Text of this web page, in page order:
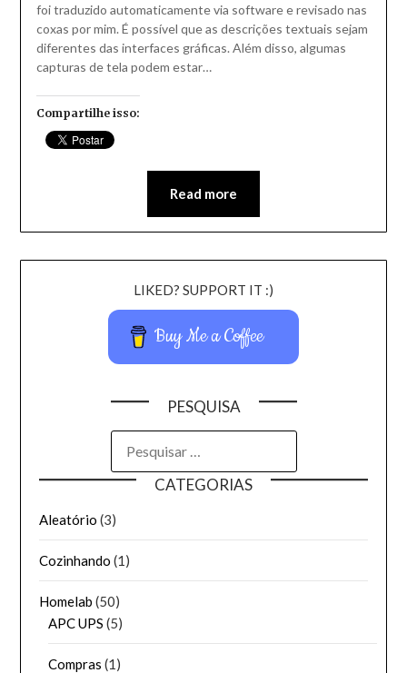
foi traduzido automaticamente via software e revisado nas
coxas por mim. É possível que as descrições textuais sejam
diferentes das interfaces gráficas. Além disso, algumas
capturas de tela podem estar…
Compartilhe isso:
Read more
LIKED? SUPPORT IT :)
Buy Me a Coffee
PESQUISA
CATEGORIAS
Aleatório (3)
Cozinhando (1)
Homelab (50)
APC UPS (5)
Compras (1)